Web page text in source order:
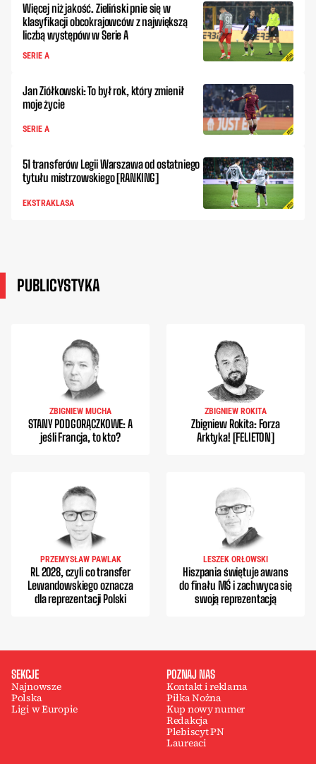
Więcej niż jakość. Zieliński pnie się w
klasyfikacji obcokrajowców z największą
liczbą występów w Serie A
SERIE A
Jan Ziółkowski: To był rok, który zmienił
moje życie
SERIE A
51 transferów Legii Warszawa od ostatniego
tytułu mistrzowskiego [RANKING]
EKSTRAKLASA
PUBLICYSTYKA
ZBIGNIEW MUCHA
STANY PODGORĄCZKOWE: A
jeśli Francja, to kto?
ZBIGNIEW ROKITA
Zbigniew Rokita: Forza
Arktyka! [FELIETON]
PRZEMYSŁAW PAWLAK
RL 2028, czyli co transfer
Lewandowskiego oznacza
dla reprezentacji Polski
LESZEK ORŁOWSKI
Hiszpania świętuje awans
do finału MŚ i zachwyca się
swoją reprezentacją
SEKCJE
Najnowsze
Polska
Ligi w Europie
POZNAJ NAS
Kontakt i reklama
Piłka Nożna
Kup nowy numer
Redakcja
Plebiscyt PN
Laureaci